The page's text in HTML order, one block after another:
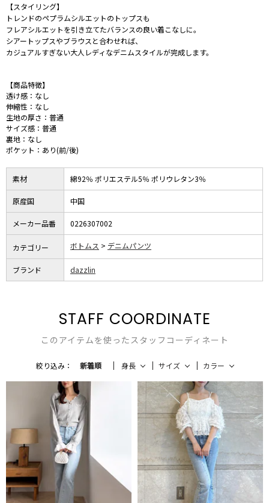
【スタイリング】
トレンドのペプラムシルエットのトップスも
フレアシルエットを引き立てたバランスの良い着こなしに。
シアートップスやブラウスと合わせれば、
カジュアルすぎない大人レディなデニムスタイルが完成します。
【商品特徴】
透け感：なし
伸縮性：なし
生地の厚さ：普通
サイズ感：普通
裏地：なし
ポケット：あり(前/後)
素材 綿92％ ポリエステル5％ ポリウレタン3％
原産国 中国
メーカー品番 0226307002
カテゴリー ボトムス デニムパンツ
ブランド dazzlin
STAFF COORDINATE
このアイテムを使ったスタッフコーディネート
絞り込み： 新着順 身長 サイズ カラー